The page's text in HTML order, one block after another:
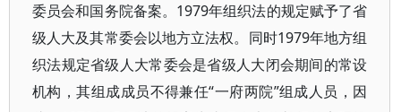
委员会和国务院备案。1979年组织法的规定赋予了省
级人大及其常委会以地方立法权。同时1979年地方组
织法规定省级人大常委会是省级人大闭会期间的常设
机构，其组成成员不得兼任“一府两院”组成人员，因